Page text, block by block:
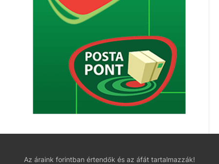
Az áraink forintban értendők és az áfát tartalmazzák!